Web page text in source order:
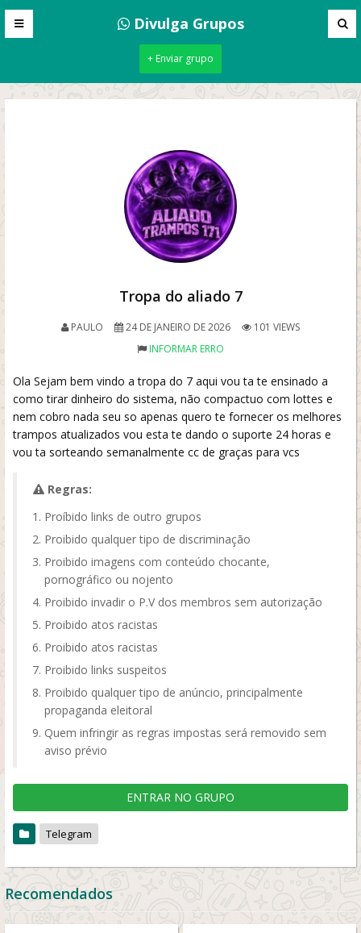
Divulga Grupos
+ Enviar grupo
Tropa do aliado 7
PAULO 24 DE JANEIRO DE 2026
101 VIEWS
INFORMAR ERRO
Ola Sejam bem vindo a tropa do 7 aqui vou ta te ensinado a
como tirar dinheiro do sistema, não compactuo com lottes e
nem cobro nada seu so apenas quero te fornecer os melhores
trampos atualizados vou esta te dando o suporte 24 horas e
vou ta sorteando semanalmente cc de graças para vcs
Regras:
Proíbido links de outro grupos
Proibido qualquer tipo de discriminação
Proibido imagens com conteúdo chocante,
pornográfico ou nojento
Proibido invadir o P.V dos membros sem autorização
Proibido atos racistas
Proibido atos racistas
Proibido links suspeitos
Proibido qualquer tipo de anúncio, principalmente
propaganda eleitoral
Quem infringir as regras impostas será removido sem
aviso prévio
ENTRAR NO GRUPO
Telegram
Recomendados